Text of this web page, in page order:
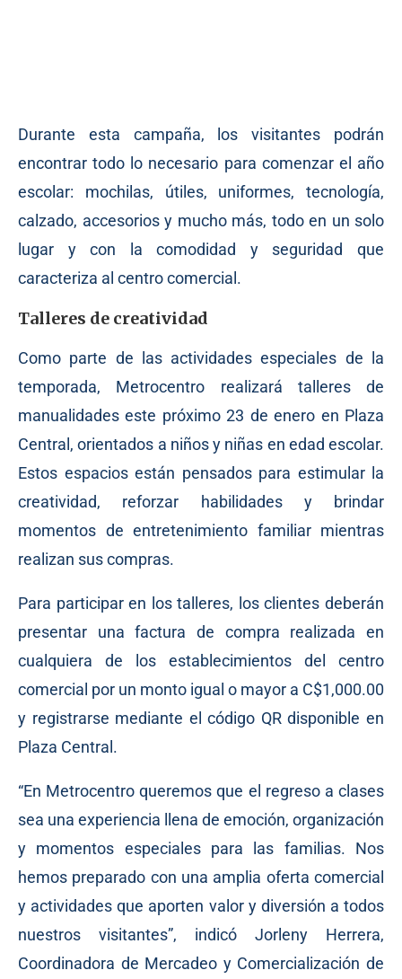
Durante esta campaña, los visitantes podrán
encontrar todo lo necesario para comenzar el año
escolar: mochilas, útiles, uniformes, tecnología,
calzado, accesorios y mucho más, todo en un solo
lugar y con la comodidad y seguridad que
caracteriza al centro comercial.
Talleres de creatividad
Como parte de las actividades especiales de la
temporada, Metrocentro realizará talleres de
manualidades este próximo 23 de enero en Plaza
Central, orientados a niños y niñas en edad escolar.
Estos espacios están pensados para estimular la
creatividad, reforzar habilidades y brindar
momentos de entretenimiento familiar mientras
realizan sus compras.
Para participar en los talleres, los clientes deberán
presentar una factura de compra realizada en
cualquiera de los establecimientos del centro
comercial por un monto igual o mayor a C$1,000.00
y registrarse mediante el código QR disponible en
Plaza Central.
“En Metrocentro queremos que el regreso a clases
sea una experiencia llena de emoción, organización
y momentos especiales para las familias. Nos
hemos preparado con una amplia oferta comercial
y actividades que aporten valor y diversión a todos
nuestros visitantes”, indicó Jorleny Herrera,
Coordinadora de Mercadeo y Comercialización de